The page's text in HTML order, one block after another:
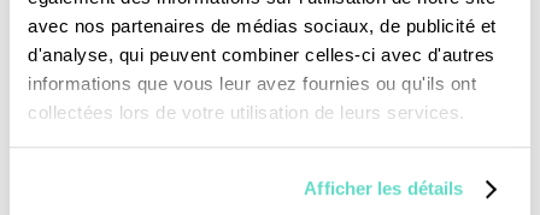
avec nos partenaires de médias sociaux, de publicité et
d'analyse, qui peuvent combiner celles-ci avec d'autres
informations que vous leur avez fournies ou qu'ils ont
collectées lors de votre utilisation de leurs services.
Afficher les détails
Je fais un don